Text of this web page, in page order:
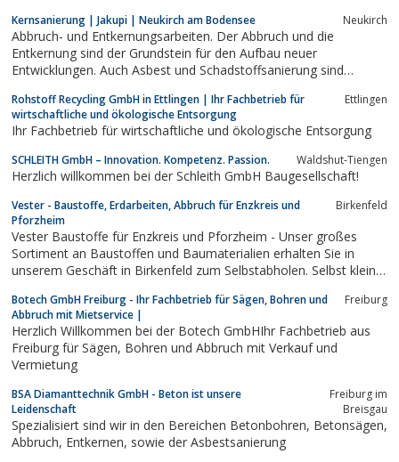
Kernsanierung | Jakupi | Neukirch am Bodensee Neukirch
Abbruch- und Entkernungsarbeiten. Der Abbruch und die
Entkernung sind der Grundstein für den Aufbau neuer
Entwicklungen. Auch Asbest und Schadstoffsanierung sind
Rohstoff Recycling GmbH in Ettlingen | Ihr Fachbetrieb für
wirtschaftliche und ökologische Entsorgung
Ettlingen
Ihr Fachbetrieb für wirtschaftliche und ökologische Entsorgung
SCHLEITH GmbH – Innovation. Kompetenz. Passion. Waldshut-Tiengen
Herzlich willkommen bei der Schleith GmbH Baugesellschaft!
Vester - Baustoffe, Erdarbeiten, Abbruch für Enzkreis und
Pforzheim
Birkenfeld
Vester Baustoffe für Enzkreis und Pforzheim - Unser großes
Sortiment an Baustoffen und Baumaterialien erhalten Sie in
unserem Geschäft in Birkenfeld zum Selbstabholen. Selbst kleine
Ihnen auch das Baumaterial zu.
Botech GmbH Freiburg - Ihr Fachbetrieb für Sägen, Bohren und
Abbruch mit Mietservice |
Freiburg
Herzlich Willkommen bei der Botech GmbHIhr Fachbetrieb aus
Freiburg für Sägen, Bohren und Abbruch mit Verkauf und
Vermietung
BSA Diamanttechnik GmbH - Beton ist unsere
Leidenschaft
Freiburg im
Breisgau
Spezialisiert sind wir in den Bereichen Betonbohren, Betonsägen,
Abbruch, Entkernen, sowie der Asbestsanierung